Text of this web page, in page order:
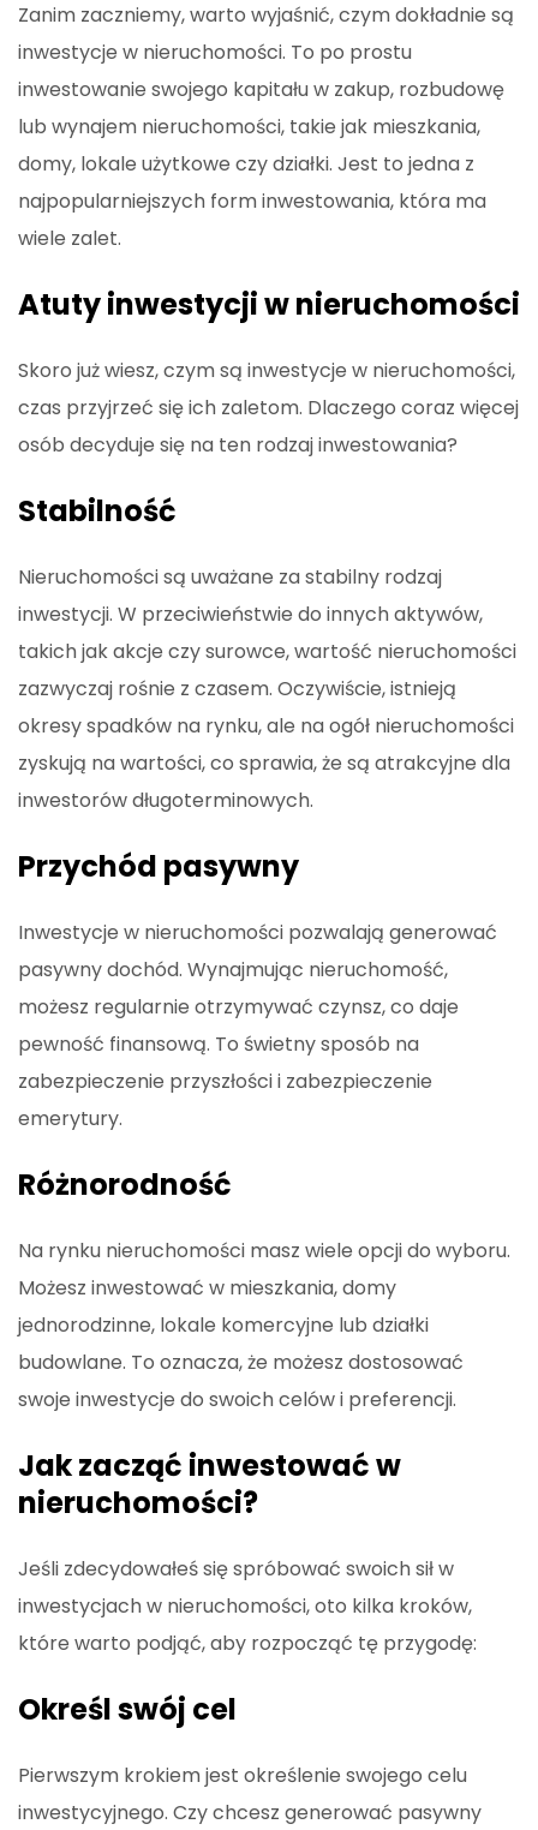
Zanim zaczniemy, warto wyjaśnić, czym dokładnie są
inwestycje w nieruchomości. To po prostu
inwestowanie swojego kapitału w zakup, rozbudowę
lub wynajem nieruchomości, takie jak mieszkania,
domy, lokale użytkowe czy działki. Jest to jedna z
najpopularniejszych form inwestowania, która ma
wiele zalet.
Atuty inwestycji w nieruchomości
Skoro już wiesz, czym są inwestycje w nieruchomości,
czas przyjrzeć się ich zaletom. Dlaczego coraz więcej
osób decyduje się na ten rodzaj inwestowania?
Stabilność
Nieruchomości są uważane za stabilny rodzaj
inwestycji. W przeciwieństwie do innych aktywów,
takich jak akcje czy surowce, wartość nieruchomości
zazwyczaj rośnie z czasem. Oczywiście, istnieją
okresy spadków na rynku, ale na ogół nieruchomości
zyskują na wartości, co sprawia, że są atrakcyjne dla
inwestorów długoterminowych.
Przychód pasywny
Inwestycje w nieruchomości pozwalają generować
pasywny dochód. Wynajmując nieruchomość,
możesz regularnie otrzymywać czynsz, co daje
pewność finansową. To świetny sposób na
zabezpieczenie przyszłości i zabezpieczenie
emerytury.
Różnorodność
Na rynku nieruchomości masz wiele opcji do wyboru.
Możesz inwestować w mieszkania, domy
jednorodzinne, lokale komercyjne lub działki
budowlane. To oznacza, że możesz dostosować
swoje inwestycje do swoich celów i preferencji.
Jak zacząć inwestować w
nieruchomości?
Jeśli zdecydowałeś się spróbować swoich sił w
inwestycjach w nieruchomości, oto kilka kroków,
które warto podjąć, aby rozpocząć tę przygodę:
Określ swój cel
Pierwszym krokiem jest określenie swojego celu
inwestycyjnego. Czy chcesz generować pasywny